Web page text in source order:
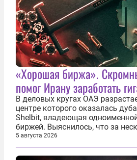
«Хорошая биржа».
помог Ирану заработать
В деловых кругах ОАЭ
центре которого оказалась
Shelbit, владеющая
биржей. Выяснилось, что за
существования через Shelbit
млрд долларов в
иранским чиновникам и
5 августа 2026